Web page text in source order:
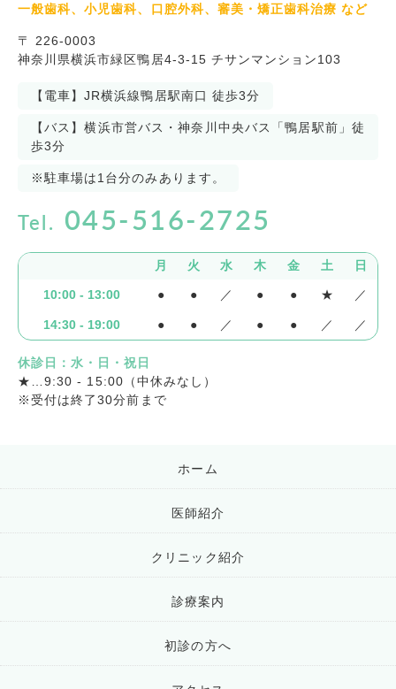
一般歯科、小児歯科、口腔外科、審美・矯正歯科治療 など
〒 226-0003
神奈川県横浜市緑区鴨居4-3-15 チサンマンション103
【電車】JR横浜線鴨居駅南口 徒歩3分
【バス】横浜市営バス・神奈川中央バス「鴨居駅前」徒
歩3分
※駐車場は1台分のみあります。
Tel. 045-516-2725
月 火 水 木 金 土 日
10:00 - 13:00 ● ● ／ ● ● ★ ／
14:30 - 19:00 ● ● ／ ● ● ／ ／
休診日：水・日・祝日
★…9:30 - 15:00（中休みなし）
※受付は終了30分前まで
ホーム
医師紹介
クリニック紹介
診療案内
初診の方へ